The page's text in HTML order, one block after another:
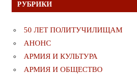
РУБРИКИ
50 ЛЕТ ПОЛИТУЧИЛИЩАМ
АНОНС
АРМИЯ И КУЛЬТУРА
АРМИЯ И ОБЩЕСТВО